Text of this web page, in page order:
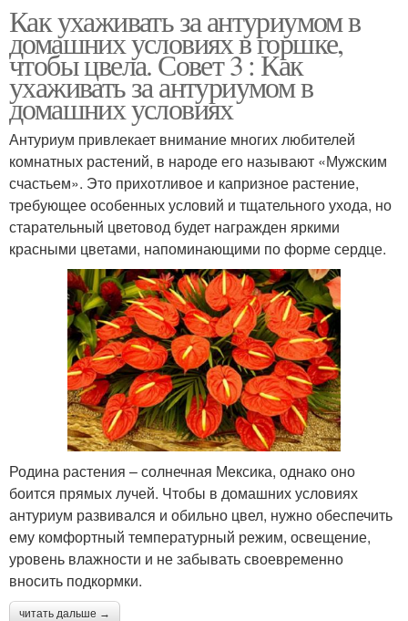
Как ухаживать за антуриумом в
домашних условиях в горшке,
чтобы цвела. Совет 3 : Как
ухаживать за антуриумом в
домашних условиях
Антуриум привлекает внимание многих любителей
комнатных растений, в народе его называют «Мужским
счастьем». Это прихотливое и капризное растение,
требующее особенных условий и тщательного ухода, но
старательный цветовод будет награжден яркими
красными цветами, напоминающими по форме сердце.
Родина растения – солнечная Мексика, однако оно
боится прямых лучей. Чтобы в домашних условиях
антуриум развивался и обильно цвел, нужно обеспечить
ему комфортный температурный режим, освещение,
уровень влажности и не забывать своевременно
вносить подкормки.
читать дальше →